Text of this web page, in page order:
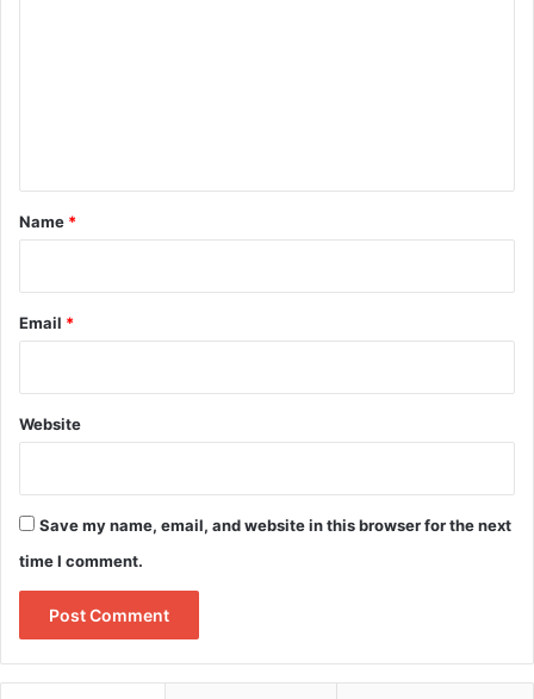
*
Name *
Email *
Website
Save my name, email, and website in this browser for the next
time I comment.